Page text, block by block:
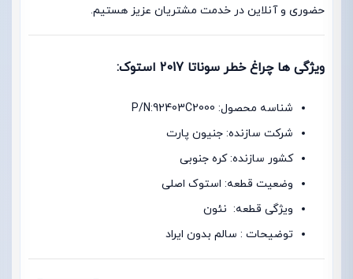
حضوری و آنلاین در خدمت مشتریان عزیز هستیم.
ویژگی ها چراغ خطر سوناتا 2017 استوک:
شناسه محصول: P/N:92403C2000
شرکت سازنده: جنیون پارت
کشور سازنده: کره جنوبی
وضعیت قطعه: استوک اصلی
ویژگی قطعه: نئون
توضیحات : سالم بدون ایراد